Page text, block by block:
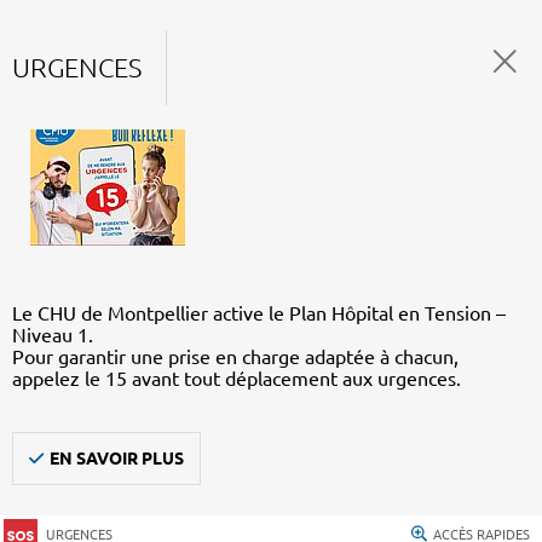
URGENCES
Le CHU de Montpellier active le Plan Hôpital en Tension –
Niveau 1.
Pour garantir une prise en charge adaptée à chacun,
appelez le 15 avant tout déplacement aux urgences.
EN SAVOIR PLUS
URGENCES ACCÈS RAPIDES